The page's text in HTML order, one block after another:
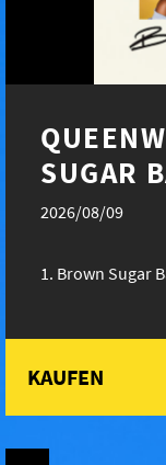
SUGAR
2026/08/09
Brown Sugar
KAUFEN